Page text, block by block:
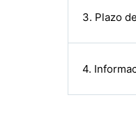
3. Plazo
4.